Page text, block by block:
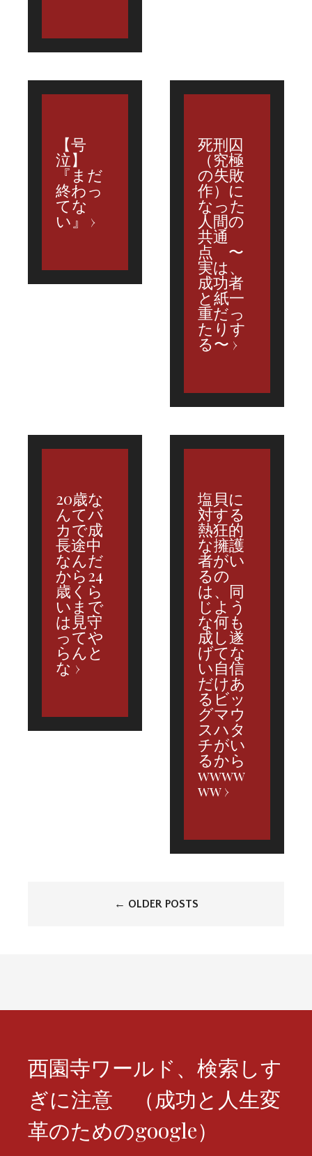
【号
泣】
『まだ
終わっ
てな
い』
死刑囚
（究極
の失敗
作）に
なった
人間の
共通
点 〜
実は、
成功者
と紙一
重だっ
たりす
る〜
20歳な
んてバ
カで成
長途中
なんだ
から24
歳くら
いまで
は見守
ってや
らんと
な
塩貝に
対する
熱狂的
な擁護
者がい
るの
は、同
じよう
な何も
成し遂
げてな
い自信
だけあ
るビッ
グマウ
スハタ
チがい
るから
wwww
ww
ョ
ン
← OLDER POSTS
西園寺ワールド、検索しす
ぎに注意 （成功と人生変
革のためのgoogle）